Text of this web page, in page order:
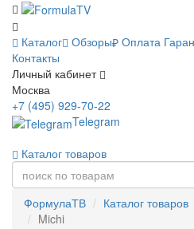
Каталог Обзоры Оплата
Контакты
Личный кабинет
Москва
+7 (495) 929-70-22
Telegram
Каталог товаров
ФормулаТВ Каталог товаров
Michi